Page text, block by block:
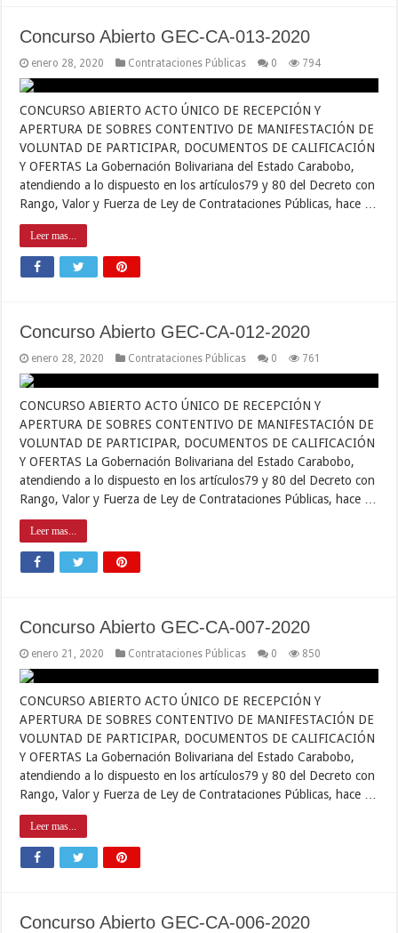
Concurso Abierto GEC-CA-013-2020
enero 28, 2020 Contrataciones Públicas 0 794
CONCURSO ABIERTO ACTO ÚNICO DE RECEPCIÓN Y
APERTURA DE SOBRES CONTENTIVO DE MANIFESTACIÓN DE
VOLUNTAD DE PARTICIPAR, DOCUMENTOS DE CALIFICACIÓN
Y OFERTAS La Gobernación Bolivariana del Estado Carabobo,
atendiendo a lo dispuesto en los artículos79 y 80 del Decreto con
Rango, Valor y Fuerza de Ley de Contrataciones Públicas, hace …
Leer mas...
Concurso Abierto GEC-CA-012-2020
enero 28, 2020 Contrataciones Públicas 0 761
CONCURSO ABIERTO ACTO ÚNICO DE RECEPCIÓN Y
APERTURA DE SOBRES CONTENTIVO DE MANIFESTACIÓN DE
VOLUNTAD DE PARTICIPAR, DOCUMENTOS DE CALIFICACIÓN
Y OFERTAS La Gobernación Bolivariana del Estado Carabobo,
atendiendo a lo dispuesto en los artículos79 y 80 del Decreto con
Rango, Valor y Fuerza de Ley de Contrataciones Públicas, hace …
Leer mas...
Concurso Abierto GEC-CA-007-2020
enero 21, 2020 Contrataciones Públicas 0 850
CONCURSO ABIERTO ACTO ÚNICO DE RECEPCIÓN Y
APERTURA DE SOBRES CONTENTIVO DE MANIFESTACIÓN DE
VOLUNTAD DE PARTICIPAR, DOCUMENTOS DE CALIFICACIÓN
Y OFERTAS La Gobernación Bolivariana del Estado Carabobo,
atendiendo a lo dispuesto en los artículos79 y 80 del Decreto con
Rango, Valor y Fuerza de Ley de Contrataciones Públicas, hace …
Leer mas...
Concurso Abierto GEC-CA-006-2020